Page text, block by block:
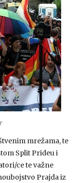
mrežama, te
Split Prideu i
ce te važne
Prajda iz